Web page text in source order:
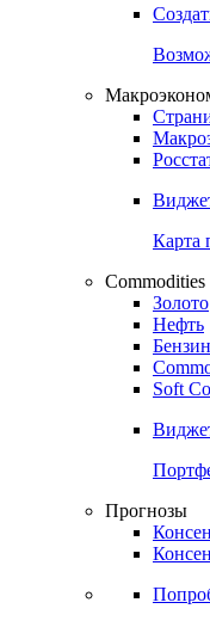
Курсы
Курсы
Виджет:
Карта
Commodities
Золото
Нефть
Бензин
Soft
Виджет:
Прогнозы